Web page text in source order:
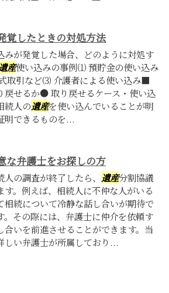
覚したときの対処方法
みが発覚した場合、どのように対処す
遺産使い込みの事例⑴ 預貯金の使い込み
取引など⑶ 介護者による使い込み■
戻せるか● 取り戻せるケース・使い込
続人の遺産を使い込んでいることが明
明できるものを...
な弁護士をお探しの方
の調査が終了したら、 遺産分割協議
す。例えば、相続人に不仲な人がいる
相続について冷静な話し合いが期待で
。その際には、弁護士に仲介を依頼す
合いを前進させることができます。当
しい弁護士が所属しており...